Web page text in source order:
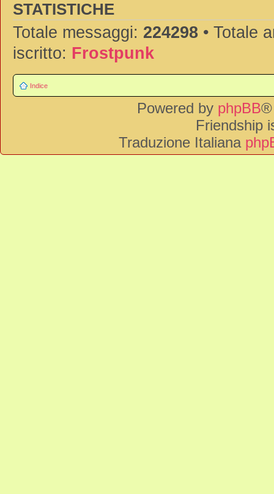
STATISTICHE
Totale messaggi: 224298 • Totale
iscritto: Frostpunk
Indice
Powered by phpBB®
Friendship
Traduzione Italiana